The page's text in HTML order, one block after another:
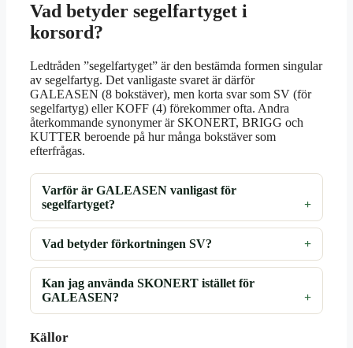
Vad betyder segelfartyget i
korsord?
Ledtråden ”segelfartyget” är den bestämda formen singular
av segelfartyg. Det vanligaste svaret är därför
GALEASEN (8 bokstäver), men korta svar som SV (för
segelfartyg) eller KOFF (4) förekommer ofta. Andra
återkommande synonymer är SKONERT, BRIGG och
KUTTER beroende på hur många bokstäver som
efterfrågas.
Varför är GALEASEN vanligast för
segelfartyget?
Vad betyder förkortningen SV?
Kan jag använda SKONERT istället för
GALEASEN?
Källor